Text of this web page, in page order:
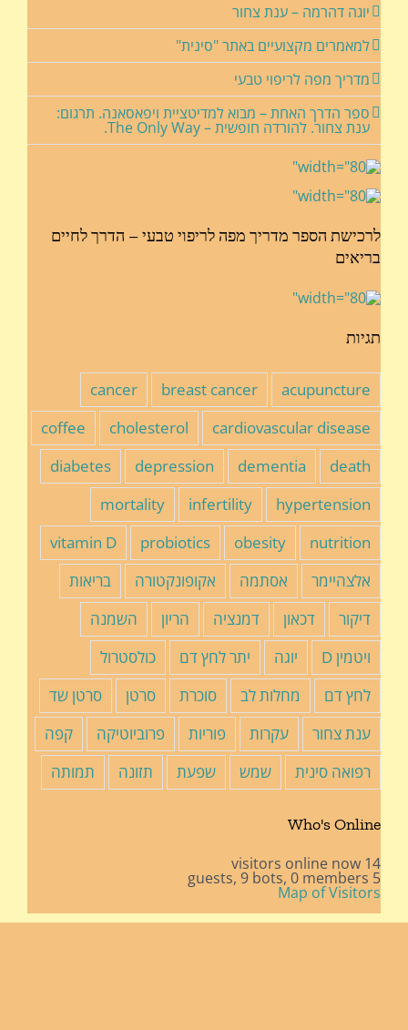
יוגה דהרמה – ענת צחור
למאמרים מקצועיים באתר "סינית"
מדריך מפה לריפוי טבעי
ספר הדרך האחת – מבוא למדיטציית ויפאסאנה. תרגום:
ענת צחור. להורדה חופשית – The Only Way.
לרכישת הספר מדריך מפה לריפוי טבעי – הדרך לחיים
בריאים
תגיות
acupuncture
breast cancer
cancer
cardiovascular disease
cholesterol
coffee
death
dementia
depression
diabetes
hypertension
infertility
mortality
nutrition
obesity
probiotics
vitamin D
אלצהיימר
אסתמה אקופונקטורה
בריאות
דיקור
דכאון דמנציה הריון
השמנה
ויטמין D
יוגה יתר לחץ דם
כולסטרול
לחץ דם
מחלות לב סוכרת סרטן
סרטן שד
ענת צחור
עקרות פוריות פרוביוטיקה
קפה
רפואה סינית
שמש שפעת תזונה תמותה
Who's Online
14 visitors online now
5 guests,
9 bots, 0 members
Map of Visitors